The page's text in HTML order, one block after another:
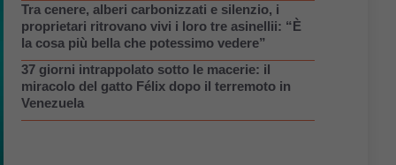
Tra cenere, alberi carbonizzati e silenzio, i
proprietari ritrovano vivi i loro tre asinellii: “È
la cosa più bella che potessimo vedere”
37 giorni intrappolato sotto le macerie: il
miracolo del gatto Félix dopo il terremoto in
Venezuela